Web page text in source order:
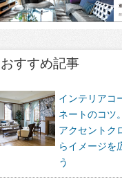
おすすめ記事
インテリアコ
ネートのコツ。
アクセントク
らイメージを
う